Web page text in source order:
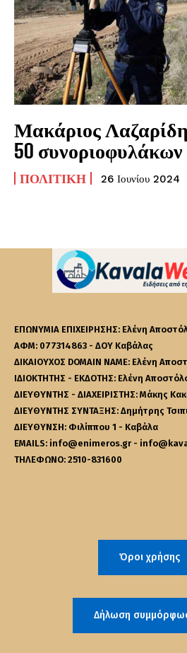
Μακάριος
50
ΠΟΛΙΤΙΚΉ 26 Ιουνίου 2024
ΕΠΩΝΥΜΙΑ ΕΠΙΧΕΙΡΗΣΗΣ: Ελένη
ΑΦΜ: 077314863 - ΔΟΥ Καβάλας
ΔΙΚΑΙΟΥΧΟΣ DOMAIN NAME: Ελένη
ΙΔΙΟΚΤΗΤΗΣ - ΕΚΔΟΤΗΣ: Ελένη
ΔΙΕΥΘΥΝΤΗΣ - ΔΙΑΧΕΙΡΙΣΤΗΣ: Μάκης
ΔΙΕΥΘΥΝΤΗΣ ΣΥΝΤΑΞΗΣ: Δημήτρης
ΔΙΕΥΘΥΝΣΗ: Φιλίππου 1 - Καβάλα
EMAILS: info@enimeros.gr -
ΤΗΛΕΦΩΝΟ: 2510-831600
Όροι χρήσης
Δήλωση